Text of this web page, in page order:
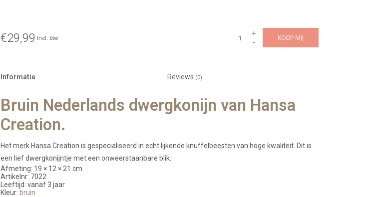
€29,99 Incl. btw
+
-
KOOP MIJ
Informatie Reviews (0)
Bruin Nederlands dwergkonijn van Hansa
Creation.
Het merk Hansa Creation is gespecialiseerd in echt lijkende knuffelbeesten van hoge kwaliteit. Dit is
een lief dwergkonijntje met een onweerstaanbare blik.
Afmeting: 19 × 12 × 21 cm
Artikelnr: 7022
Leeftijd: vanaf 3 jaar
Kleur: bruin